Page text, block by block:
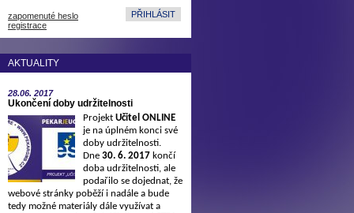
zapomenuté heslo
registrace
AKTUALITY
28.06. 2017
Ukončení doby udržitelnosti
Projekt Učitel ONLINE
je na úplném konci své
doby udržitelnosti.
Dne 30. 6. 2017 končí
doba udržitelnosti, ale
podařilo se dojednat, že
webové stránky poběží i nadále a bude
tedy možné materiály dále využívat a